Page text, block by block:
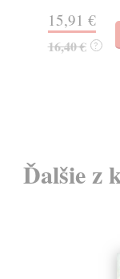
15,91 €
16,40 € ?
Ďalšie z